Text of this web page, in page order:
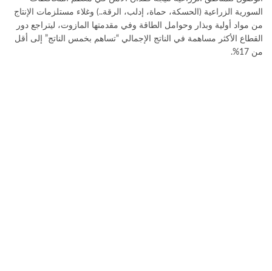
السورية الزراعية (الحسكة، حماة، إدلب، الرقة..) وغلاء مستلزمات الإنتاج
من مواد أولية وبذار وحوامل الطاقة وفي مقدمتها المازوت، ليتراجع دور
القطاع الأكثر مساهمة في الناتج الإجمالي “تساهم بخمس الناتج” إلى أقل
من 17%.